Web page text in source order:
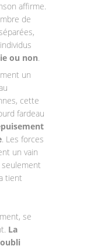
affirme.
de
ou non.
un
cette
fardeau
. Les forces
un vain
tient
se
La